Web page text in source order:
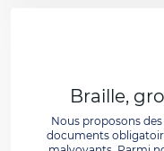
Braille,
Nous proposons
documents